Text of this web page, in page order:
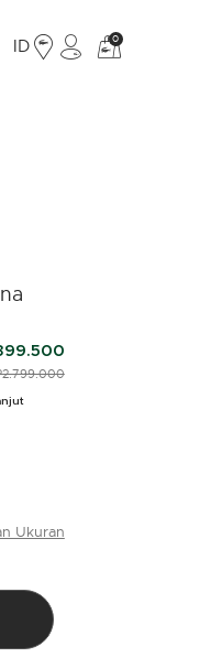
ID
Lihat
0
REDUCED FROM
TO
Ukuran